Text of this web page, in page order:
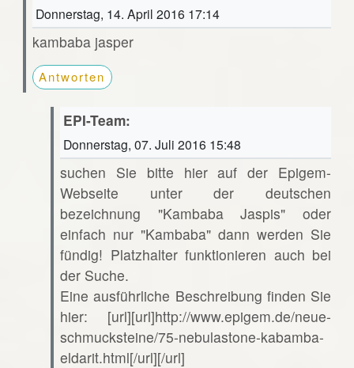
Donnerstag, 14. April 2016 17:14
kambaba jasper
Antworten
EPI-Team:
Donnerstag, 07. Juli 2016 15:48
suchen Sie bitte hier auf der Epigem-
Webseite unter der deutschen
bezeichnung "Kambaba Jaspis" oder
einfach nur "Kambaba" dann werden Sie
fündig! Platzhalter funktionieren auch bei
der Suche.
Eine ausführliche Beschreibung finden Sie
hier: [url][url]http://www.epigem.de/neue-
schmucksteine/75-nebulastone-kabamba-
eldarit.html[/url][/url]